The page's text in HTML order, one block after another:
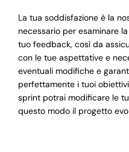
La tua soddisfazione è la
necessario per esaminare
tuo feedback, così da
con le tue aspettative e
eventuali modifiche e
perfettamente i tuoi
sprint potrai modificare le
questo modo il progetto